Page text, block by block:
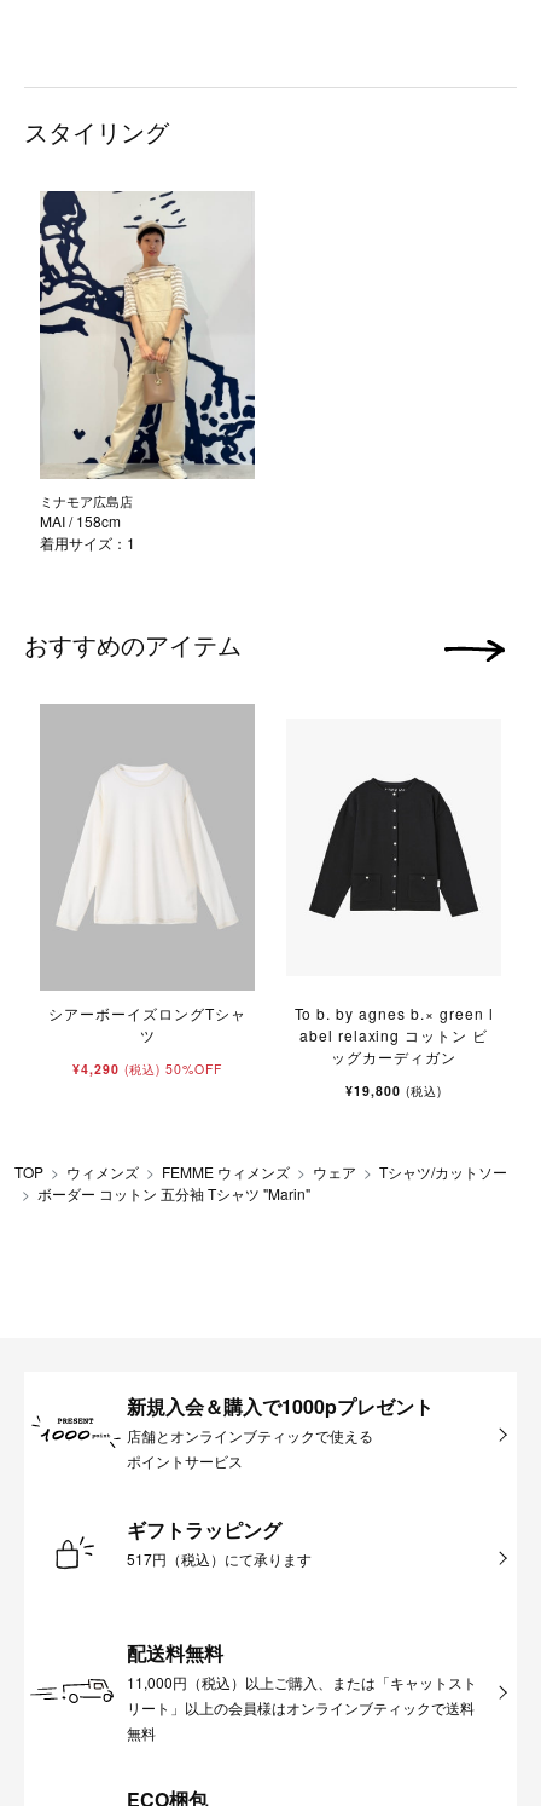
スタイリング
ミナモア広島店
MAI/ 158cm
着用サイズ：1
おすすめのアイテム
シアーボーイズロングTシャ
ツ
¥4,290 (税込) 50%OFF
To b. by agnes b.× green l
abel relaxing コットン ビ
ッグカーディガン
¥19,800 (税込)
次の画像
TOP ウィメンズ FEMME ウィメンズ ウェア
Tシャツ/カットソー
ボーダー コットン 五分袖 Tシャツ "Marin"
新規入会＆購入で1000pプレゼント
店舗とオンラインブティックで使える
ポイントサービス
ギフトラッピング
517円（税込）にて承ります
配送料無料
11,000円（税込）以上ご購入、または「キャットスト
リート」以上の会員様はオンラインブティックで送料
無料
ECO梱包